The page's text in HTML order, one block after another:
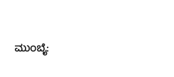
ಮುಂಬೈ: